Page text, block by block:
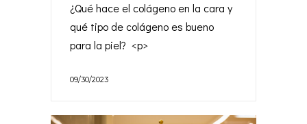
¿Qué hace el colágeno en la cara y
qué tipo de colágeno es bueno
para la piel? <p>
09/30/2023